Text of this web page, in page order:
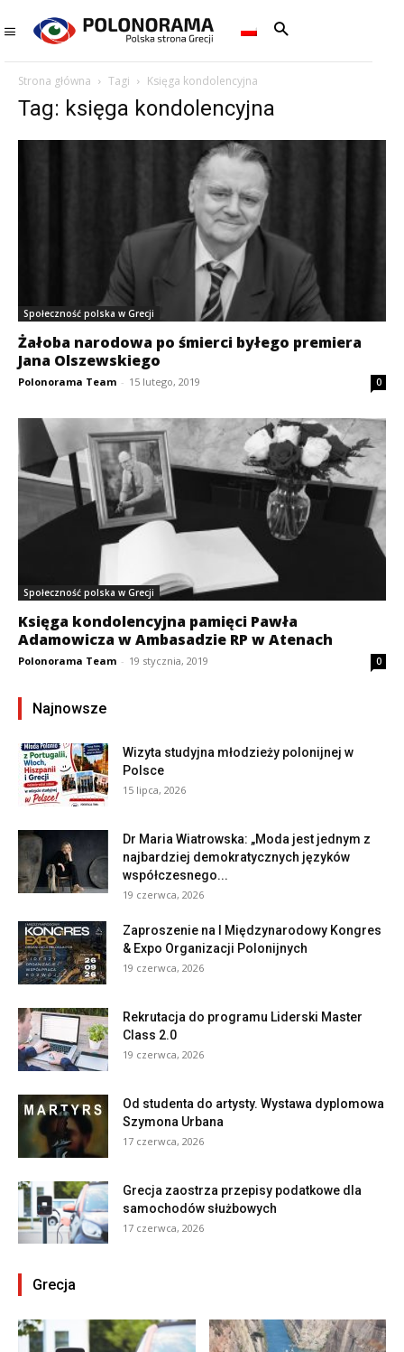
Strona główna Tagi Księga kondolencyjna
Tag: księga kondolencyjna
Społeczność polska w Grecji
Żałoba narodowa po śmierci byłego premiera
Jana Olszewskiego
Polonorama Team - 15 lutego, 2019 0
Społeczność polska w Grecji
Księga kondolencyjna pamięci Pawła
Adamowicza w Ambasadzie RP w Atenach
Polonorama Team - 19 stycznia, 2019 0
Najnowsze
Wizyta studyjna młodzieży polonijnej w
Polsce
15 lipca, 2026
Dr Maria Wiatrowska: „Moda jest jednym z
najbardziej demokratycznych języków
współczesnego...
19 czerwca, 2026
Zaproszenie na I Międzynarodowy Kongres
& Expo Organizacji Polonijnych
19 czerwca, 2026
Rekrutacja do programu Liderski Master
Class 2.0
19 czerwca, 2026
Od studenta do artysty. Wystawa dyplomowa
Szymona Urbana
17 czerwca, 2026
Grecja zaostrza przepisy podatkowe dla
samochodów służbowych
17 czerwca, 2026
Grecja